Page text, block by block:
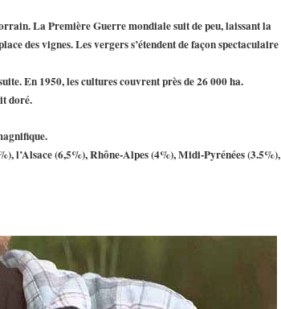
La Première Guerre mondiale suit de peu, laissant la
des vignes. Les vergers s’étendent de façon spectaculaire
En 1950, les cultures couvrent près de 26 000 ha.
doré.
l’Alsace (6,5%), Rhône-Alpes (4%), Midi-Pyrénées (3.5%),